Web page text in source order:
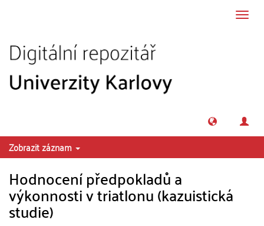
Zobrazit záznam
Hodnocení předpokladů a
výkonnosti v triatlonu (kazuistická
studie)